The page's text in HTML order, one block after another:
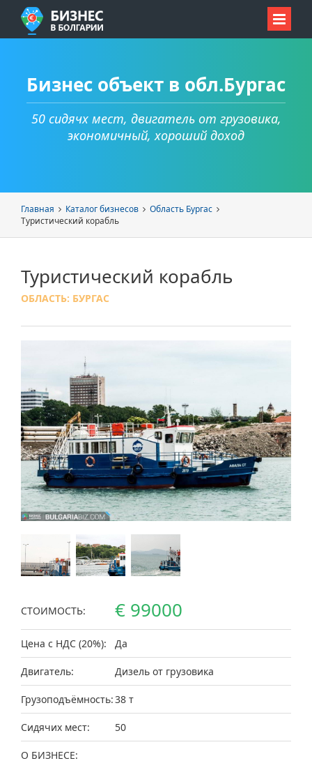
Бизнес объект в обл.Бургас
50 сидячх мест, двигатель от грузовика,
экономичный, хороший доход
Главная Каталог бизнесов
Область Бургас
Туристический корабль
Туристический корабль
ОБЛАСТЬ: БУРГАС
СТОИМОСТЬ: € 99000
Цена с НДС (20%): Да
Двигатель: Дизель от грузовика
Грузоподъёмность:38 т
Сидячих мест: 50
О БИЗНЕСЕ: